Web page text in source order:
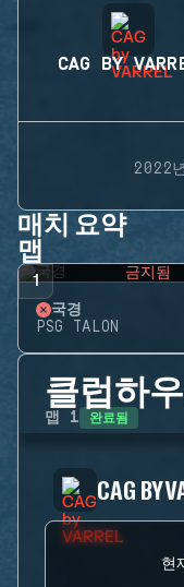
CAG BY
2022
매치 요약
맵
1 금지됨
국경
PSG TALON
클럽하
맵 1 완료됨
CAG BY
현